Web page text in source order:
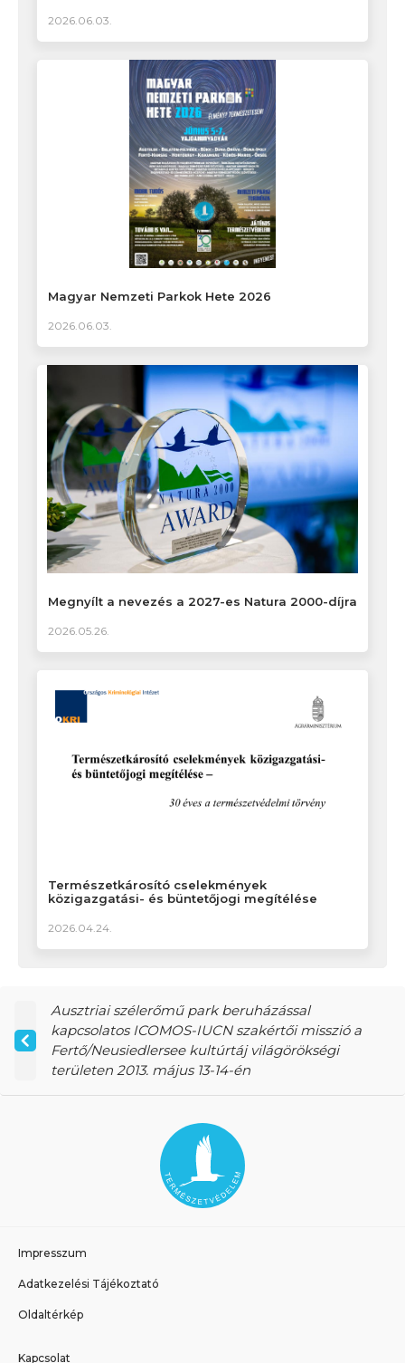
2026.06.03.
Magyar Nemzeti Parkok Hete 2026
2026.06.03.
Megnyílt a nevezés a 2027-es Natura 2000-díjra
2026.05.26.
Természetkárosító cselekmények
közigazgatási- és büntetőjogi megítélése
2026.04.24.
Ausztriai szélerőmű park beruházással
kapcsolatos ICOMOS-IUCN szakértői misszió a
Fertő/Neusiedlersee kultúrtáj világörökségi
területen 2013. május 13-14-én
Impresszum
Adatkezelési Tájékoztató
Oldaltérkép
Kapcsolat